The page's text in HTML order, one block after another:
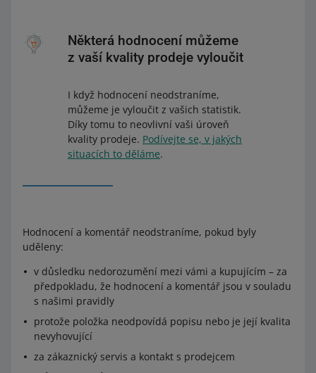
Některá hodnocení můžeme
z vaší kvality prodeje vyloučit
I když hodnocení neodstraníme,
můžeme je vyloučit z vašich statistik.
Díky tomu to neovlivní vaši úroveň
kvality prodeje. Podívejte se, v jakých
situacích to děláme.
Hodnocení a komentář neodstraníme, pokud byly
uděleny:
v důsledku nedorozumění mezi vámi a kupujícím – za
předpokladu, že hodnocení a komentář jsou v souladu
s našimi pravidly
protože položka neodpovídá popisu nebo je její kvalita
nevyhovující
za zákaznický servis a kontakt s prodejcem